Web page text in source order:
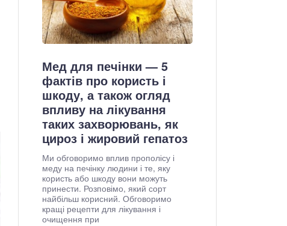
Мед для печінки — 5
фактів про користь і
шкоду, а також огляд
впливу на лікування
таких захворювань, як
цироз і жировий гепатоз
Ми обговоримо вплив прополісу і
меду на печінку людини і те, яку
користь або шкоду вони можуть
принести. Розповімо, який сорт
найбільш корисний. Обговоримо
кращі рецепти для лікування і
очищення при